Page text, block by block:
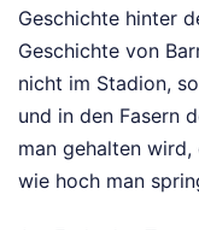
Geschichte hinter
Geschichte von
nicht im Stadion,
und in den Fasern
man gehalten
wie hoch man